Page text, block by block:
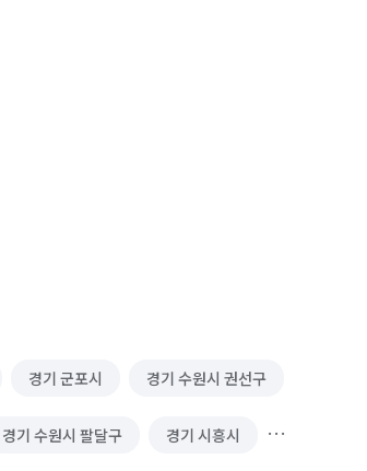
경기 군포시 경기 수원시 권선구
경기 수원시 팔달구 경기 시흥시